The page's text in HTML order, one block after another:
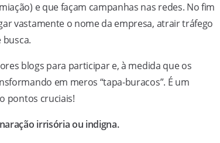
e que façam campanhas nas redes. No fim
vastamente o nome da empresa, atrair tráfego
blogs para participar e, à medida que os
em meros “tapa-buracos”. É um
pontos cruciais!
irrisória ou indigna.